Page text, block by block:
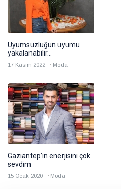
Uyumsuzluğun uyumu
yakalanabilir…
17 Kasım 2022 Moda
Gaziantep’in enerjisini çok
sevdim
15 Ocak 2020 Moda